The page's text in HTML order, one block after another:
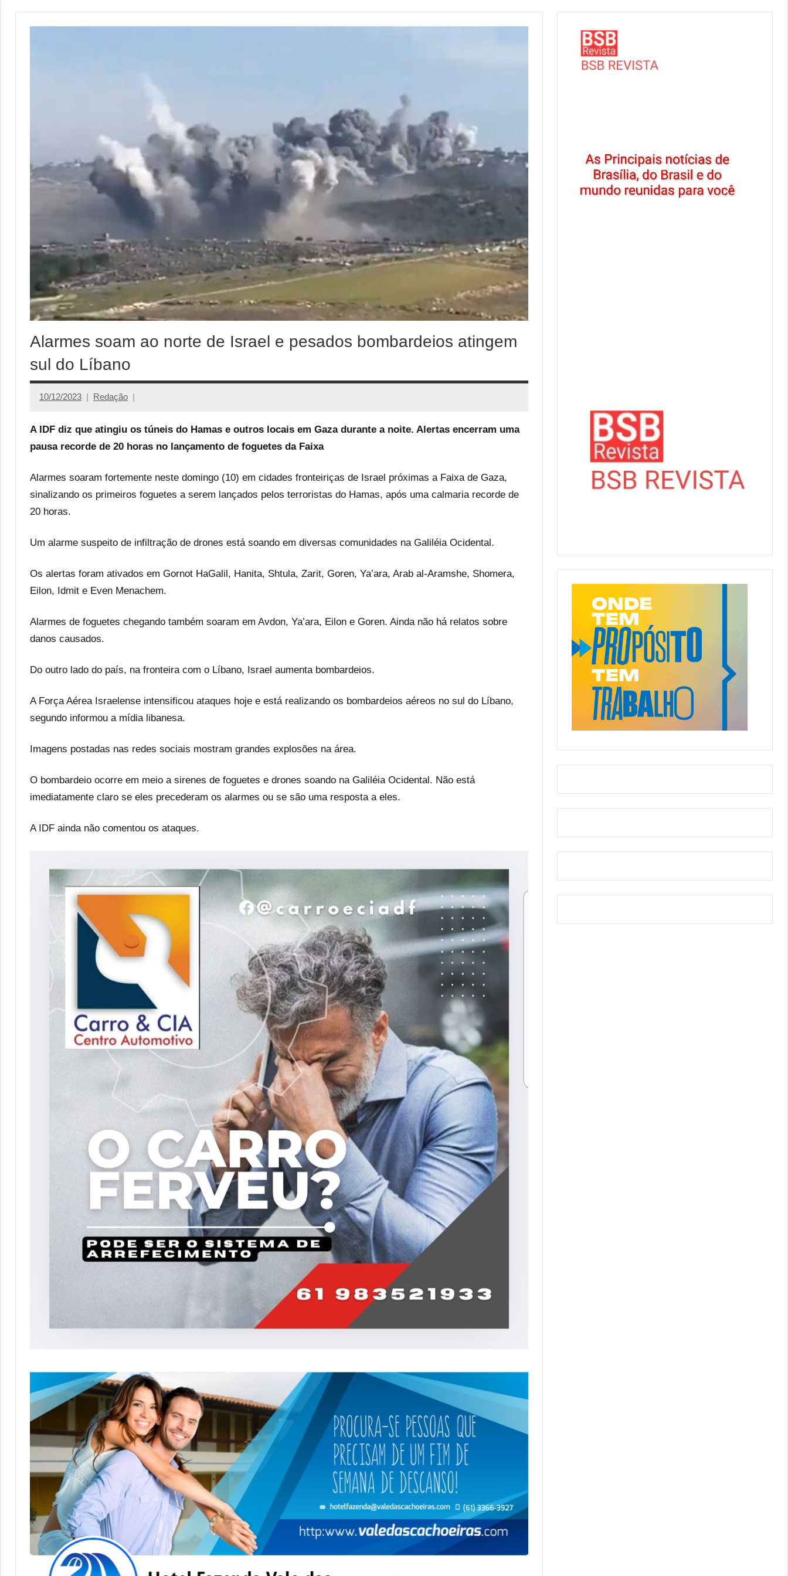
Alarmes soam ao norte de Israel e pesados ​​bombardeios atingem
sul do Líbano
10/12/2023 Redação
A IDF diz que atingiu os túneis do Hamas e outros locais em Gaza durante a noite. Alertas encerram uma
pausa recorde de 20 horas no lançamento de foguetes da Faixa
Alarmes soaram fortemente neste domingo (10) em cidades fronteiriças de Israel próximas a Faixa de Gaza,
sinalizando os primeiros foguetes a serem lançados pelos terroristas do Hamas, após uma calmaria recorde de
20 horas.
Um alarme suspeito de infiltração de drones está soando em diversas comunidades na Galiléia Ocidental.
Os alertas foram ativados em Gornot HaGalil, Hanita, Shtula, Zarit, Goren, Ya’ara, Arab al-Aramshe, Shomera,
Eilon, Idmit e Even Menachem.
Alarmes de foguetes chegando também soaram em Avdon, Ya’ara, Eilon e Goren. Ainda não há relatos sobre
danos causados.
Do outro lado do país, na fronteira com o Líbano, Israel aumenta bombardeios.
A Força Aérea Israelense intensificou ataques hoje e está realizando os bombardeios aéreos no sul do Líbano,
segundo informou a mídia libanesa.
Imagens postadas nas redes sociais mostram grandes explosões na área.
O bombardeio ocorre em meio a sirenes de foguetes e drones soando na Galiléia Ocidental. Não está
imediatamente claro se eles precederam os alarmes ou se são uma resposta a eles.
A IDF ainda não comentou os ataques.